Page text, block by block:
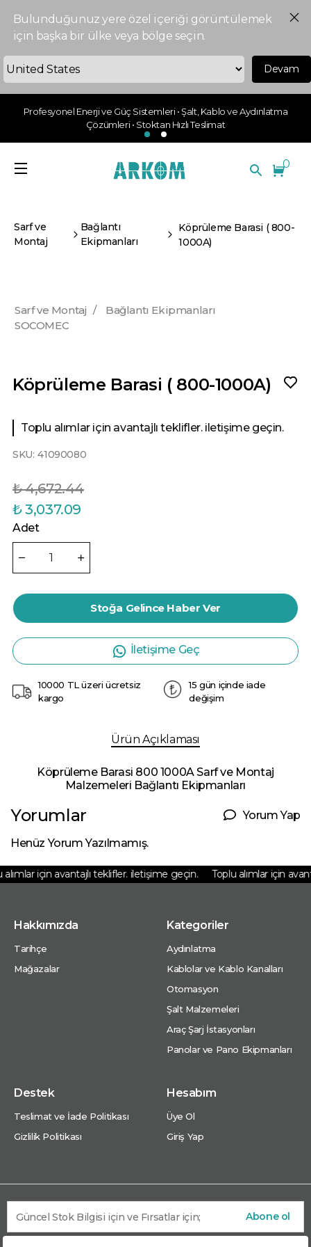
Bulunduğunuz yere özel içeriği görüntülemek
için başka bir ülke veya bölge seçin.
Devam
Profesyonel Enerji ve Güç Sistemleri • Şalt, Kablo ve Aydınlatma
Çözümleri • Stoktan Hızlı Teslimat
0
Sarf ve
Montaj
Bağlantı
Ekipmanları
Köprüleme Barasi ( 800-
1000A)
Sarf ve Montaj /
Bağlantı Ekipmanları
SOCOMEC
Köprüleme Barasi ( 800-1000A)
Toplu alımlar için avantajlı teklifler. iletişime geçin.
SKU: 41090080
₺ 4,672.44
₺ 3,037.09
Adet
Stoğa Gelince Haber Ver
İletişime Geç
10000 TL üzeri ücretsiz
kargo
15 gün içinde iade
değişim
Ürün Açıklaması
Köprüleme Barasi 800 1000A Sarf ve Montaj
Malzemeleri Bağlantı Ekipmanları
Yorumlar Yorum Yap
Henüz Yorum Yazılmamış.
için avantajlı teklifler. iletişime geçin. Toplu alımlar için
Hakkımızda
Tarihçe
Mağazalar
Kategoriler
Aydınlatma
Kablolar ve Kablo Kanalları
Otomasyon
Şalt Malzemeleri
Araç Şarj İstasyonları
Panolar ve Pano Ekipmanları
Destek
Teslimat ve İade Politikası
Gizlilik Politikası
Hesabım
Üye Ol
Giriş Yap
Abone ol